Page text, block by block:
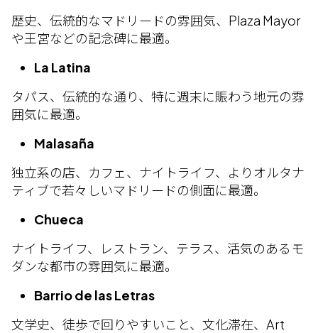
歴史、伝統的なマドリードの雰囲気、Plaza Mayor
や王宮などの記念碑に最適。
La Latina
タパス、伝統的な通り、特に週末に賑わう地元の雰
囲気に最適。
Malasaña
独立系の店、カフェ、ナイトライフ、よりオルタナ
ティブで若々しいマドリードの側面に最適。
Chueca
ナイトライフ、レストラン、テラス、活気のあるモ
ダンな都市の雰囲気に最適。
Barrio de las Letras
文学史、徒歩で回りやすいこと、文化滞在、Art